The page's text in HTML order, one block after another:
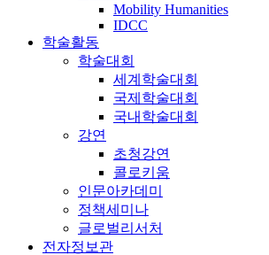
Mobility Humanities
IDCC
학술활동
학술대회
세계학술대회
국제학술대회
국내학술대회
강연
초청강연
콜로키움
인문아카데미
정책세미나
글로벌리서처
전자정보관